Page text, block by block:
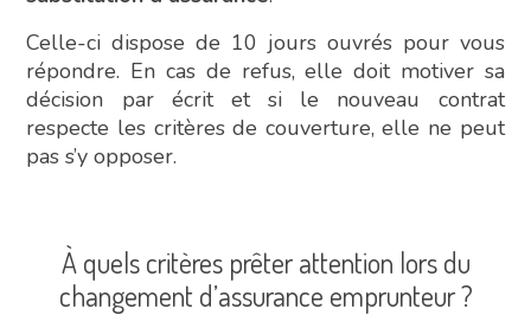
Celle-ci dispose de 10 jours ouvrés pour vous
répondre. En cas de refus, elle doit motiver sa
décision par écrit et si le nouveau contrat
respecte les critères de couverture, elle ne peut
pas s’y opposer.
À quels critères prêter attention lors du
changement d’assurance emprunteur ?